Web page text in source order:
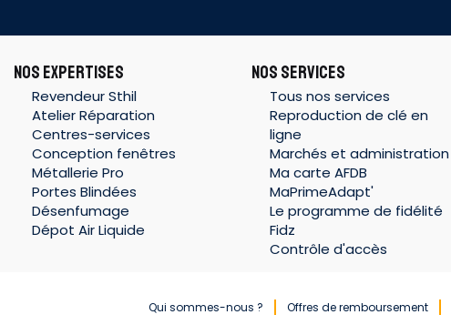
NOS EXPERTISES
Revendeur Sthil
Atelier Réparation
Centres-services
Conception fenêtres
Métallerie Pro
Portes Blindées
Désenfumage
Dépot Air Liquide
NOS SERVICES
Tous nos services
Reproduction de clé en
ligne
Marchés et administration
Ma carte AFDB
MaPrimeAdapt'
Le programme de fidélité
Fidz
Contrôle d'accès
Qui sommes-nous ? Offres de remboursement